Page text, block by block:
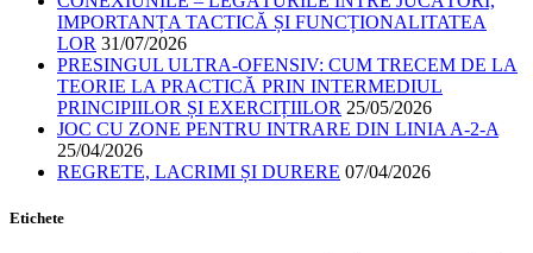
IMPORTANȚA TACTICĂ ȘI FUNCȚIONALITATEA
LOR 31/07/2026
PRESINGUL ULTRA-OFENSIV: CUM TRECEM DE LA
TEORIE LA PRACTICĂ PRIN INTERMEDIUL
PRINCIPIILOR ȘI EXERCIȚIILOR 25/05/2026
JOC CU ZONE PENTRU INTRARE DIN LINIA A-2-A
25/04/2026
REGRETE, LACRIMI ȘI DURERE 07/04/2026
Etichete